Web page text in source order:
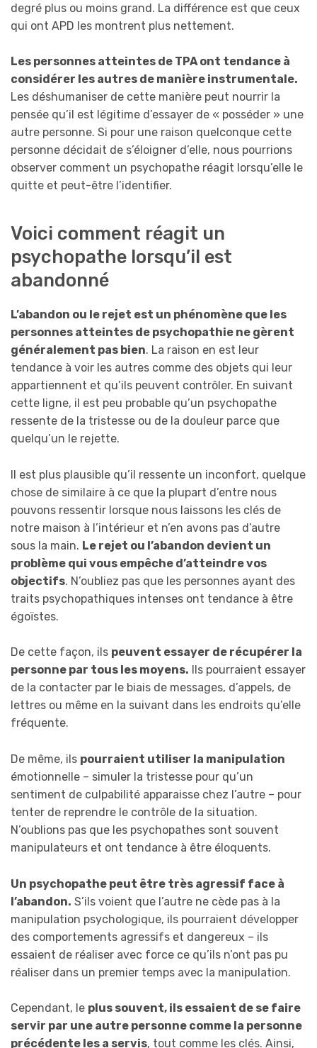
degré plus ou moins grand. La différence est que ceux
qui ont APD les montrent plus nettement.
Les personnes atteintes de TPA ont tendance à
considérer les autres de manière instrumentale.
Les déshumaniser de cette manière peut nourrir la
pensée qu’il est légitime d’essayer de « posséder » une
autre personne. Si pour une raison quelconque cette
personne décidait de s’éloigner d’elle, nous pourrions
observer comment un psychopathe réagit lorsqu’elle le
quitte et peut-être l’identifier.
Voici comment réagit un
psychopathe lorsqu’il est
abandonné
L’abandon ou le rejet est un phénomène que les
personnes atteintes de psychopathie ne gèrent
généralement pas bien. La raison en est leur
tendance à voir les autres comme des objets qui leur
appartiennent et qu’ils peuvent contrôler. En suivant
cette ligne, il est peu probable qu’un psychopathe
ressente de la tristesse ou de la douleur parce que
quelqu’un le rejette.
Il est plus plausible qu’il ressente un inconfort, quelque
chose de similaire à ce que la plupart d’entre nous
pouvons ressentir lorsque nous laissons les clés de
notre maison à l’intérieur et n’en avons pas d’autre
sous la main. Le rejet ou l’abandon devient un
problème qui vous empêche d’atteindre vos
objectifs. N’oubliez pas que les personnes ayant des
traits psychopathiques intenses ont tendance à être
égoïstes.
De cette façon, ils peuvent essayer de récupérer la
personne par tous les moyens. Ils pourraient essayer
de la contacter par le biais de messages, d’appels, de
lettres ou même en la suivant dans les endroits qu’elle
fréquente.
De même, ils pourraient utiliser la manipulation
émotionnelle – simuler la tristesse pour qu’un
sentiment de culpabilité apparaisse chez l’autre – pour
tenter de reprendre le contrôle de la situation.
N’oublions pas que les psychopathes sont souvent
manipulateurs et ont tendance à être éloquents.
Un psychopathe peut être très agressif face à
l’abandon. S’ils voient que l’autre ne cède pas à la
manipulation psychologique, ils pourraient développer
des comportements agressifs et dangereux – ils
essaient de réaliser avec force ce qu’ils n’ont pas pu
réaliser dans un premier temps avec la manipulation.
Cependant, le plus souvent, ils essaient de se faire
servir par une autre personne comme la personne
précédente les a servis, tout comme les clés. Ainsi,